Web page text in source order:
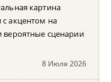
картина
с акцентом на
вероятные сценарии
8 Июля 2026